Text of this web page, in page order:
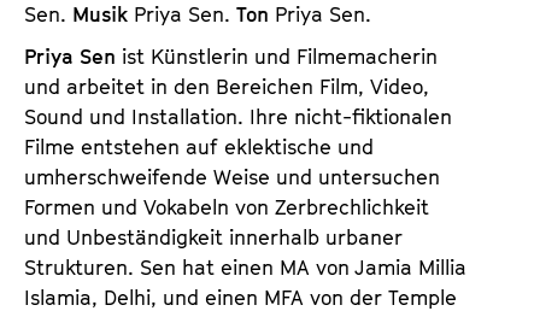
Sen. Musik Priya Sen. Ton Priya Sen.
Priya Sen ist Künstlerin und Filmemacherin
und arbeitet in den Bereichen Film, Video,
Sound und Installation. Ihre nicht-fiktionalen
Filme entstehen auf eklektische und
umherschweifende Weise und untersuchen
Formen und Vokabeln von Zerbrechlichkeit
und Unbeständigkeit innerhalb urbaner
Strukturen. Sen hat einen MA von Jamia Millia
Islamia, Delhi, und einen MFA von der Temple